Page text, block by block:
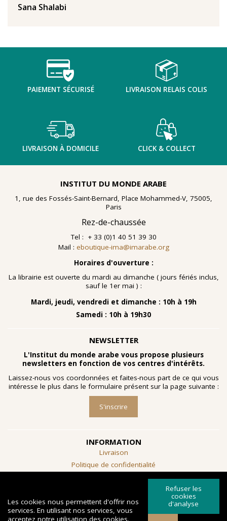
Sana Shalabi
PAIEMENT SÉCURISÉ LIVRAISON RELAIS COLIS
LIVRAISON À DOMICILE CLICK & COLLECT
INSTITUT DU MONDE ARABE
1, rue des Fossés-Saint-Bernard, Place Mohammed-V, 75005,
Paris
Rez-de-chaussée
Tel : + 33 (0)1 40 51 39 30
Mail : eboutique-ima@imarabe.org
Horaires d'ouverture :
La librairie est ouverte du mardi au dimanche ( jours fériés inclus,
sauf le 1er mai ) :
Mardi, jeudi, vendredi et dimanche : 10h à 19h
Samedi : 10h à 19h30
NEWSLETTER
L'Institut du monde arabe vous propose plusieurs
newsletters en fonction de vos centres d'intérêts.
Laissez-nous vos coordonnées et faites-nous part de ce qui vous
intéresse le plus dans le formulaire présent sur la page suivante :
S'inscrire
INFORMATION
Livraison
Politique de confidentialité
Les cookies nous permettent d'offrir nos
services. En utilisant nos services, vous
acceptez notre utilisation des cookies.
Refuser les
cookies
d'analyse